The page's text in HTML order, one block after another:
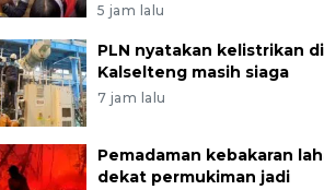
5 jam lalu
PLN nyatakan kelistrikan di
Kalselteng masih siaga
7 jam lalu
Pemadaman kebakaran
dekat permukiman jadi